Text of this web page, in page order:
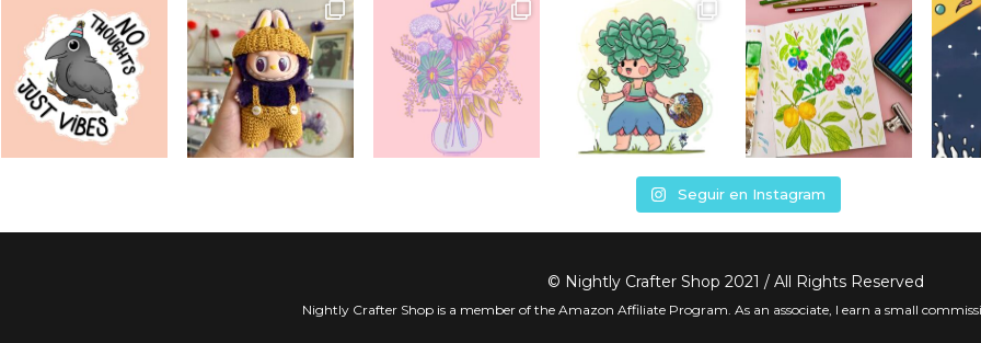
Seguir en Instagram
© Nightly Crafter Shop 2021 / All Rights Reserved
Nightly Crafter Shop is a member of the Amazon Affiliate Program. As an associate, I earn a small